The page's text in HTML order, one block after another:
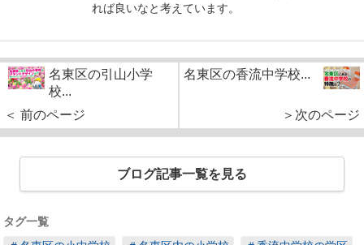
れば良いなと考えています。
名東区の引山小学
校...
＜ 前のページ
名東区の香流中学校...
＞次のページ
ブログ記事一覧を見る
タグ一覧